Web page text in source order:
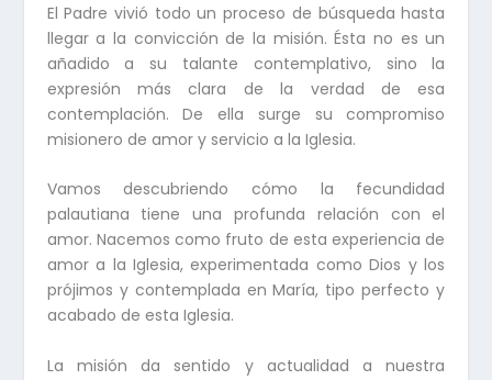
El Padre vivió todo un proceso de búsqueda hasta
llegar a la convicción de la misión. Ésta no es un
añadido a su talante contemplativo, sino la
expresión más clara de la verdad de esa
contemplación. De ella surge su compromiso
misionero de amor y servicio a la Iglesia.
Vamos descubriendo cómo la fecundidad
palautiana tiene una profunda relación con el
amor. Nacemos como fruto de esta experiencia de
amor a la Iglesia, experimentada como Dios y los
prójimos y contemplada en María, tipo perfecto y
acabado de esta Iglesia.
La misión da sentido y actualidad a nuestra